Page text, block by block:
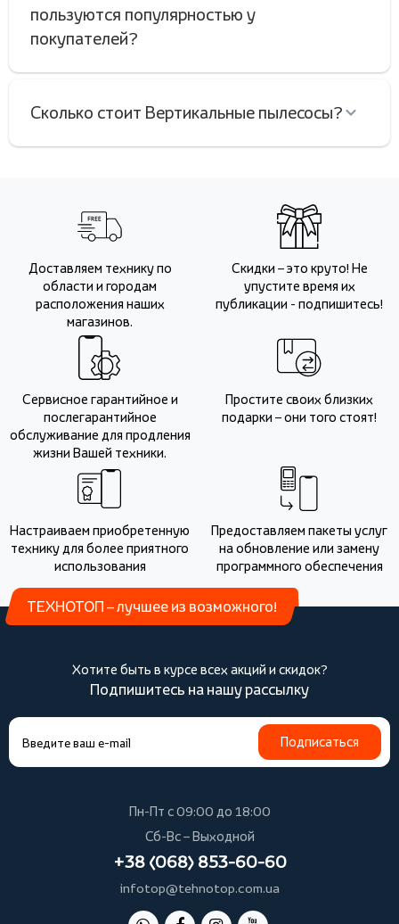
пользуются популярностью у
покупателей?
Сколько стоит Вертикальные пылесосы?
Доставляем технику по
области и городам
расположения наших
магазинов.
Скидки – это круто! Не
упустите время их
публикации - подпишитесь!
Сервисное гарантийное и
послегарантийное
обслуживание для продления
жизни Вашей техники.
Простите своих близких
подарки – они того стоят!
Настраиваем приобретенную
технику для более приятного
использования
Предоставляем пакеты услуг
на обновление или замену
программного обеспечения
ТЕХНОТОП – лучшее из возможного!
Хотите быть в курсе всех акций и скидок?
Подпишитесь на нашу рассылку
Подписаться
Пн-Пт с 09:00 до 18:00
Сб-Вс – Выходной
+38 (068) 853-60-60
infotop@tehnotop.com.ua